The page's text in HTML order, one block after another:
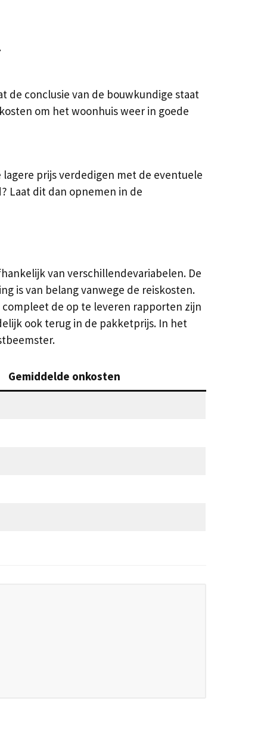
de conclusie van de bouwkundige staat
om het woonhuis weer in goede
prijs verdedigen met de eventuele
Laat dit dan opnemen in de
van verschillendevariabelen. De
is van belang vanwege de reiskosten.
de op te leveren rapporten zijn
ook terug in de pakketprijs. In het
Gemiddelde onkosten